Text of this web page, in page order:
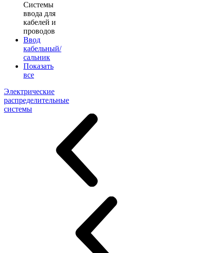
Системы
ввода для
кабелей и
проводов
Ввод
кабельный/
сальник
Показать
все
Электрические
распределительные
системы